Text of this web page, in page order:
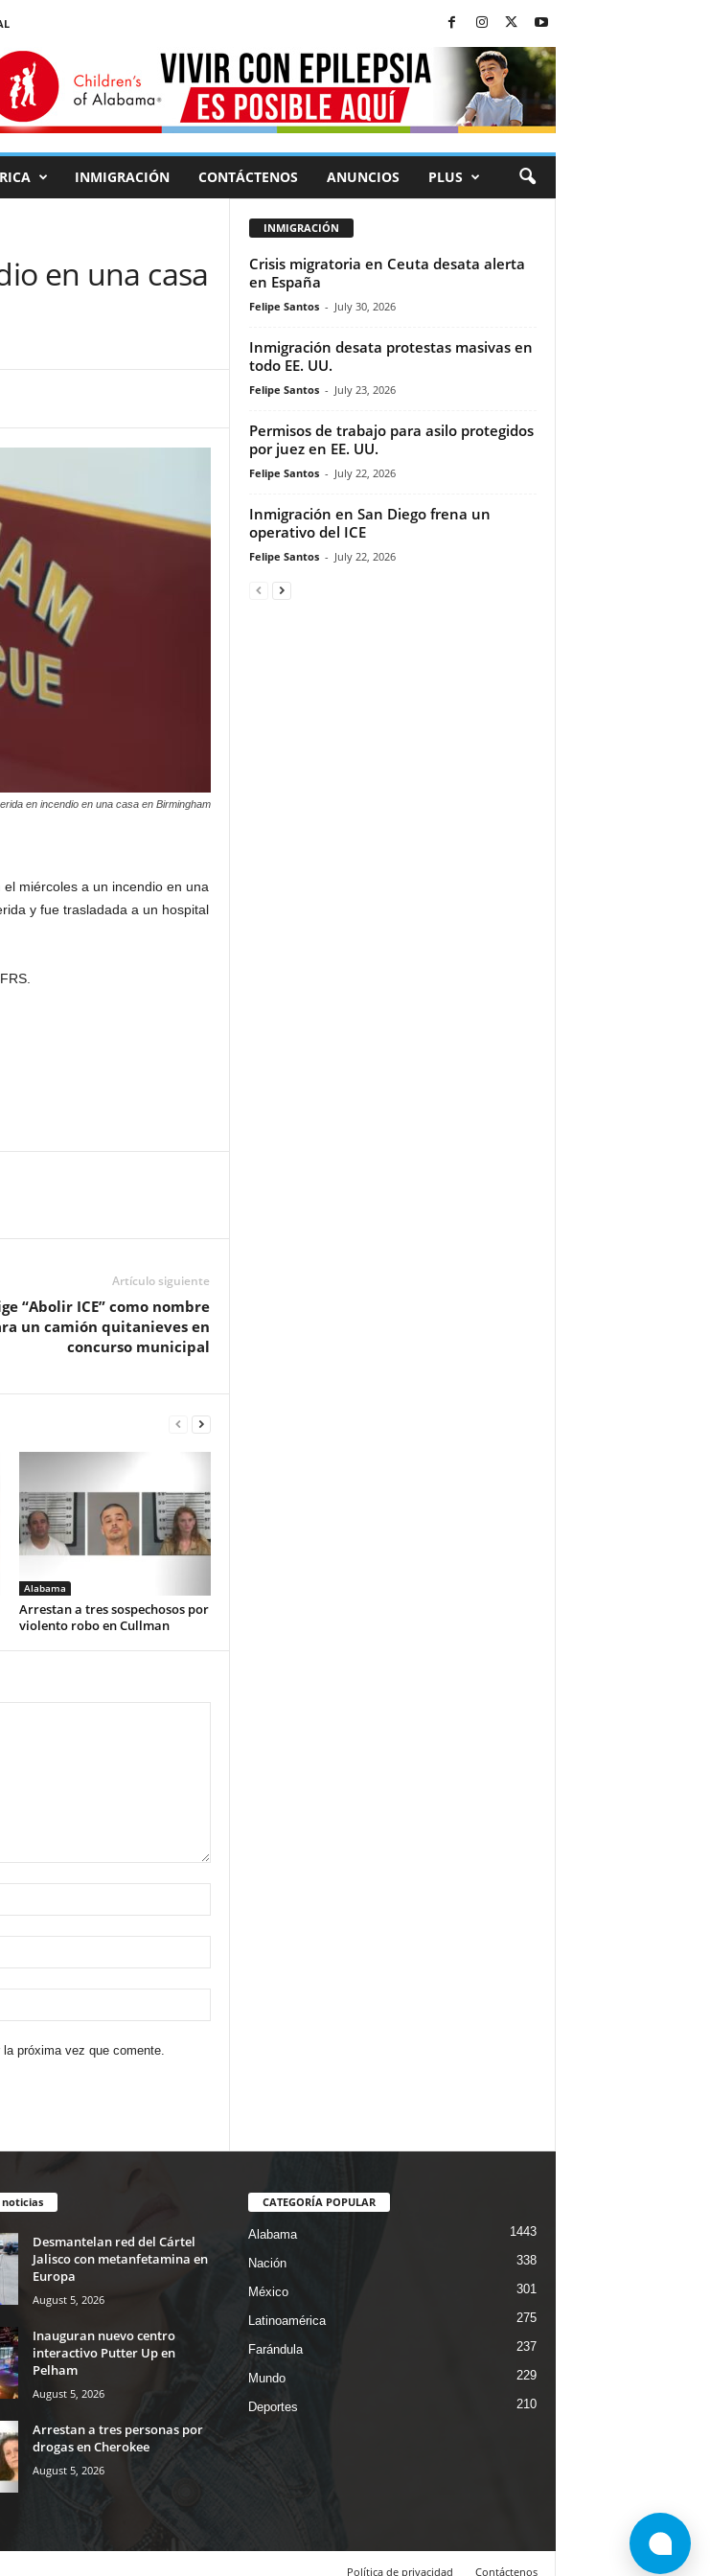
INMIGRACIÓN CONTÁCTENOS ANUNCIOS PLUS
en una casa
en incendio en una casa en Birmingham
miércoles a un incendio en una
y fue trasladada a un hospital
Artículo siguiente
“Abolir ICE” como nombre
un camión quitanieves en
concurso municipal
Alabama
Arrestan a tres sospechosos por
violento robo en Cullman
próxima vez que comente.
INMIGRACIÓN
Crisis migratoria en Ceuta desata alerta
en España
Felipe Santos - July 30, 2026
Inmigración desata protestas masivas en
todo EE. UU.
Felipe Santos - July 23, 2026
Permisos de trabajo para asilo protegidos
por juez en EE. UU.
Felipe Santos - July 22, 2026
Inmigración en San Diego frena un
operativo del ICE
Felipe Santos - July 22, 2026
noticias
Desmantelan red del Cártel
Jalisco con metanfetamina en
Europa
August 5, 2026
Inauguran nuevo centro
interactivo Putter Up en
Pelham
August 5, 2026
Arrestan a tres personas por
drogas en Cherokee
August 5, 2026
CATEGORÍA POPULAR
Alabama 1443
Nación 338
México 301
Latinoamérica 275
Farándula 237
Mundo 229
Deportes 210
Política de privacidad Contáctenos